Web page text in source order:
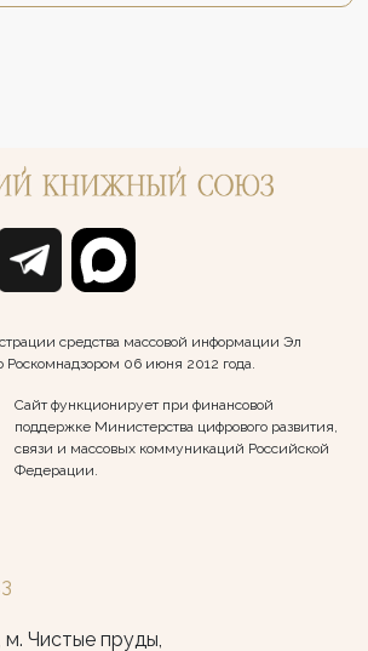
средства массовой информации Эл
06 июня 2012 года.
Сайт функционирует при финансовой
поддержке Министерства цифрового развития,
связи и массовых коммуникаций Российской
Федерации.
Чистые пруды,